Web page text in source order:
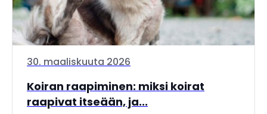
30. maaliskuuta 2026
Koiran raapiminen: miksi koirat
raapivat itseään, ja...